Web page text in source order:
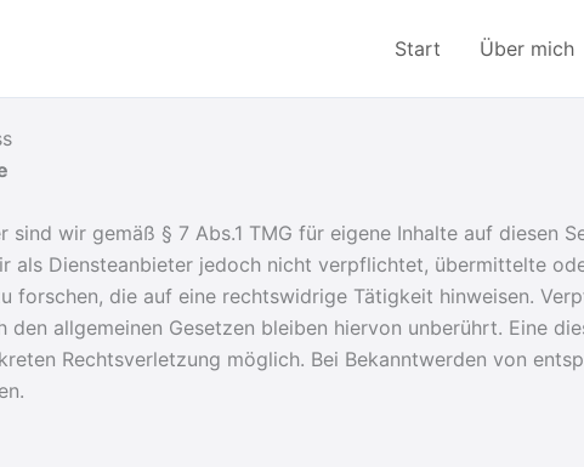
Start Über mich
sind wir gemäß § 7 Abs.1 TMG für eigene Inhalte auf diesen
als Diensteanbieter jedoch nicht verpflichtet, übermittelte
forschen, die auf eine rechtswidrige Tätigkeit hinweisen.
den allgemeinen Gesetzen bleiben hiervon unberührt. Eine
Rechtsverletzung möglich. Bei Bekanntwerden von